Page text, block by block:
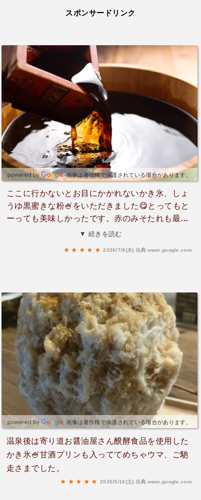
スポンサードリンク
画像は著作権で保護されている場合があります。
ここに行かないとお目にかかれないかき氷、しょ
うゆ黒蜜きな粉🍧をいただきました😋とってもと
ーっても美味しかったです。赤のみそたれも最
高！ちょっと遠いけど機会があればまた行きたい
▼ 続きを読む
2026/7/9(木) 出典:www.google.com
画像は著作権で保護されている場合があります。
温泉後は寄り道お醤油屋さん醗酵食品を使用した
かき氷🍧甘酒プリンも入っててめちゃウマ、ご馳
走さまでした。
2026/5/16(土) 出典:www.google.com